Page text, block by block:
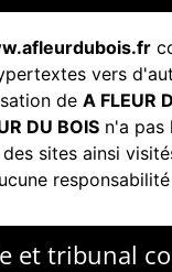
vers
de A FLEUR
DU BOIS n'a pas
sites ainsi
et tribunal